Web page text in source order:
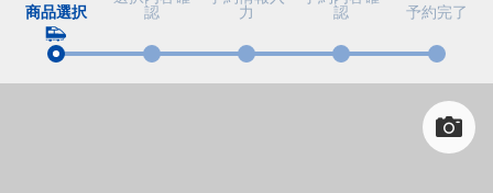
商品選択
認
力
認
予約完了